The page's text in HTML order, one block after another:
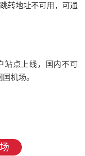
转地址不可用，可通
站点上线，国内不可
机场。